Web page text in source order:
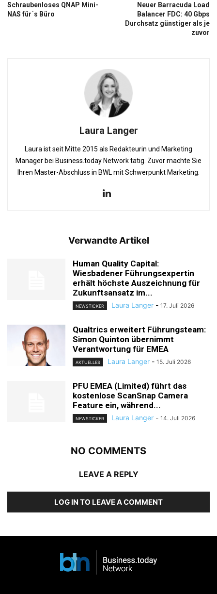
Schraubenloses QNAP Mini-
NAS für´s Büro
Neuer Barracuda Load
Balancer FDC: 40 Gbps
Durchsatz günstiger als je
zuvor
Laura Langer
Laura ist seit Mitte 2015 als Redakteurin und Marketing
Manager bei Business.today Network tätig. Zuvor machte Sie
Ihren Master-Abschluss in BWL mit Schwerpunkt Marketing.
Verwandte Artikel
Human Quality Capital:
Wiesbadener Führungsexpertin
erhält höchste Auszeichnung für
Zukunftsansatz im...
NEWSTICKER Laura Langer - 17. Juli 2026
Qualtrics erweitert Führungsteam:
Simon Quinton übernimmt
Verantwortung für EMEA
AKTUELLES Laura Langer - 15. Juli 2026
PFU EMEA (Limited) führt das
kostenlose ScanSnap Camera
Feature ein, während...
NEWSTICKER Laura Langer - 14. Juli 2026
NO COMMENTS
LEAVE A REPLY
LOG IN TO LEAVE A COMMENT